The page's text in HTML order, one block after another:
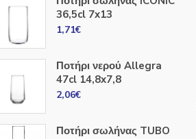
36,5cl 7x13
1,71€
Ποτήρι νερού Allegra
47cl 14,8x7,8
2,06€
Ποτήρι σωλήνας TUBO